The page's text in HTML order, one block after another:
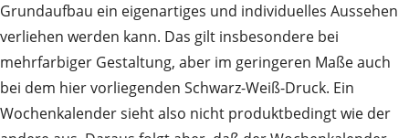
Grundaufbau ein eigenartiges und individuelles Aussehen
verliehen werden kann. Das gilt insbesondere bei
mehrfarbiger Gestaltung, aber im geringeren Maße auch
bei dem hier vorliegenden Schwarz-Weiß-Druck. Ein
Wochenkalender sieht also nicht produktbedingt wie der